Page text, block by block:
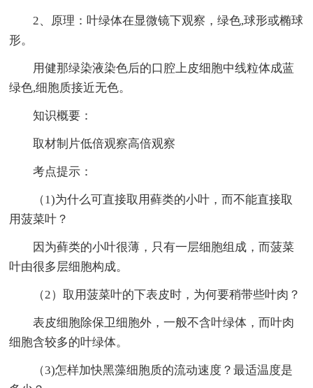
2、原理：叶绿体在显微镜下观察，绿色,球形或椭球
形。
用健那绿染液染色后的口腔上皮细胞中线粒体成蓝
绿色,细胞质接近无色。
知识概要：
取材制片低倍观察高倍观察
考点提示：
（1)为什么可直接取用藓类的小叶，而不能直接取
用菠菜叶？
因为藓类的小叶很薄，只有一层细胞组成，而菠菜
叶由很多层细胞构成。
（2）取用菠菜叶的下表皮时，为何要稍带些叶肉？
表皮细胞除保卫细胞外，一般不含叶绿体，而叶肉
细胞含较多的叶绿体。
（3)怎样加快黑藻细胞质的流动速度？最适温度是